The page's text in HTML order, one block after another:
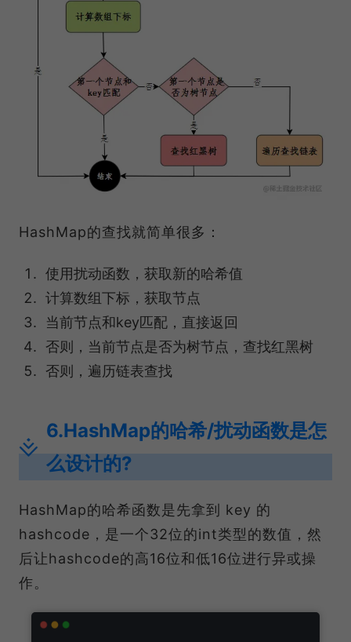
HashMap的查找就简单很多：
使用扰动函数，获取新的哈希值
计算数组下标，获取节点
当前节点和key匹配，直接返回
否则，当前节点是否为树节点，查找红黑树
否则，遍历链表查找
6.HashMap的哈希/扰动函数是怎
么设计的?
HashMap的哈希函数是先拿到 key 的
hashcode，是一个32位的int类型的数值，然
后让hashcode的高16位和低16位进行异或操
作。